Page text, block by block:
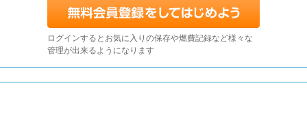
ログインするとお気に入りの保存や燃費記録など様々な
管理が出来るようになります